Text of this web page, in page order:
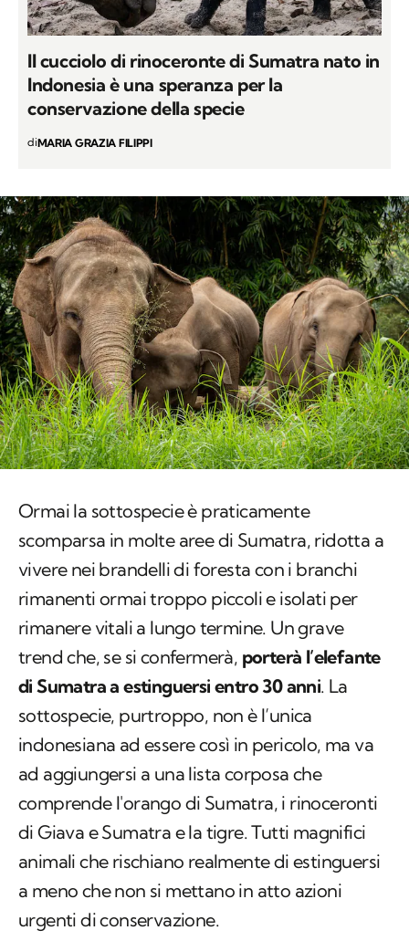
Il cucciolo di rinoceronte di Sumatra nato in
Indonesia è una speranza per la
conservazione della specie
diMARIA GRAZIA FILIPPI
Ormai la sottospecie è praticamente
scomparsa in molte aree di Sumatra, ridotta a
vivere nei brandelli di foresta con i branchi
rimanenti ormai troppo piccoli e isolati per
rimanere vitali a lungo termine. Un grave
trend che, se si confermerà, porterà l’elefante
di Sumatra a estinguersi entro 30 anni. La
sottospecie, purtroppo, non è l’unica
indonesiana ad essere così in pericolo, ma va
ad aggiungersi a una lista corposa che
comprende l'orango di Sumatra, i rinoceronti
di Giava e Sumatra e la tigre. Tutti magnifici
animali che rischiano realmente di estinguersi
a meno che non si mettano in atto azioni
urgenti di conservazione.